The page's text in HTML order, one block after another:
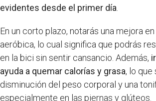
evidentes desde el primer día
En un corto plazo, notarás una mejora
aeróbica, lo cual significa que podrás
en la bici sin sentir cansancio. Además,
ayuda a quemar calorías y grasa, lo que
disminución del peso corporal y una
especialmente en las piernas y glúteos.